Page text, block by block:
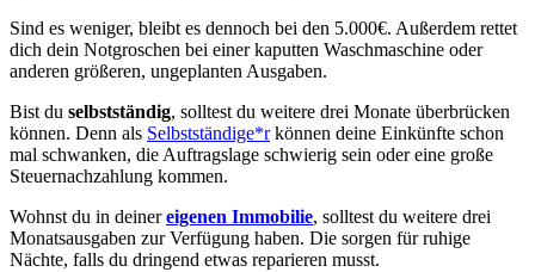
Sind es weniger, bleibt es dennoch bei den 5.000€. Außerdem rettet
dich dein Notgroschen bei einer kaputten Waschmaschine oder
anderen größeren, ungeplanten Ausgaben.
Bist du selbstständig, solltest du weitere drei Monate überbrücken
können. Denn als Selbstständige*rkönnen deine Einkünfte schon
mal schwanken, die Auftragslage schwierig sein oder eine große
Steuernachzahlung kommen.
Wohnst du in deinereigenen Immobilie, solltest du weitere drei
Monatsausgaben zur Verfügung haben. Die sorgen für ruhige
Nächte, falls du dringend etwas reparieren musst.